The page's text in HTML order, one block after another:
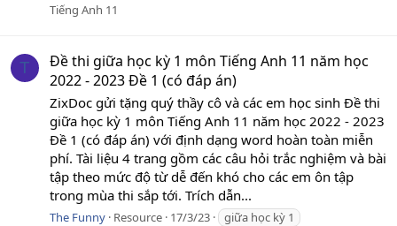
Tiếng Anh 11
T
Đề thi giữa học kỳ 1 môn Tiếng Anh 11 năm học
2022 - 2023 Đề 1 (có đáp án)
ZixDoc gửi tặng quý thầy cô và các em học sinh Đề thi
giữa học kỳ 1 môn Tiếng Anh 11 năm học 2022 - 2023
Đề 1 (có đáp án) với định dạng word hoàn toàn miễn
phí. Tài liệu 4 trang gồm các câu hỏi trắc nghiệm và bài
tập theo mức độ từ dễ đến khó cho các em ôn tập
trong mùa thi sắp tới. Trích dẫn...
The Funny Resource 17/3/23
giữa học kỳ 1